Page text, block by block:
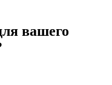
вашего